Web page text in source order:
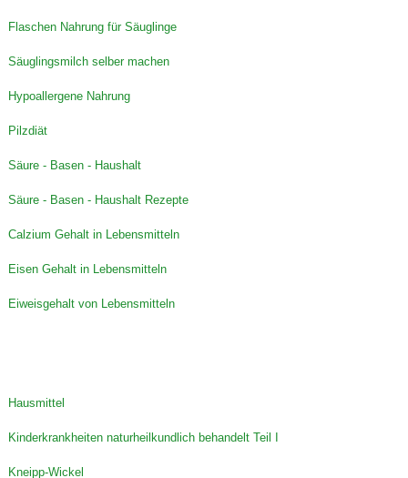
Flaschen Nahrung für Säuglinge
Säuglingsmilch selber machen
Hypoallergene Nahrung
Pilzdiät
Säure - Basen - Haushalt
Säure - Basen - Haushalt Rezepte
Calzium Gehalt in Lebensmitteln
Eisen Gehalt in Lebensmitteln
Eiweisgehalt von Lebensmitteln
Hausmittel
Kinderkrankheiten naturheilkundlich behandelt Teil I
Kneipp-Wickel